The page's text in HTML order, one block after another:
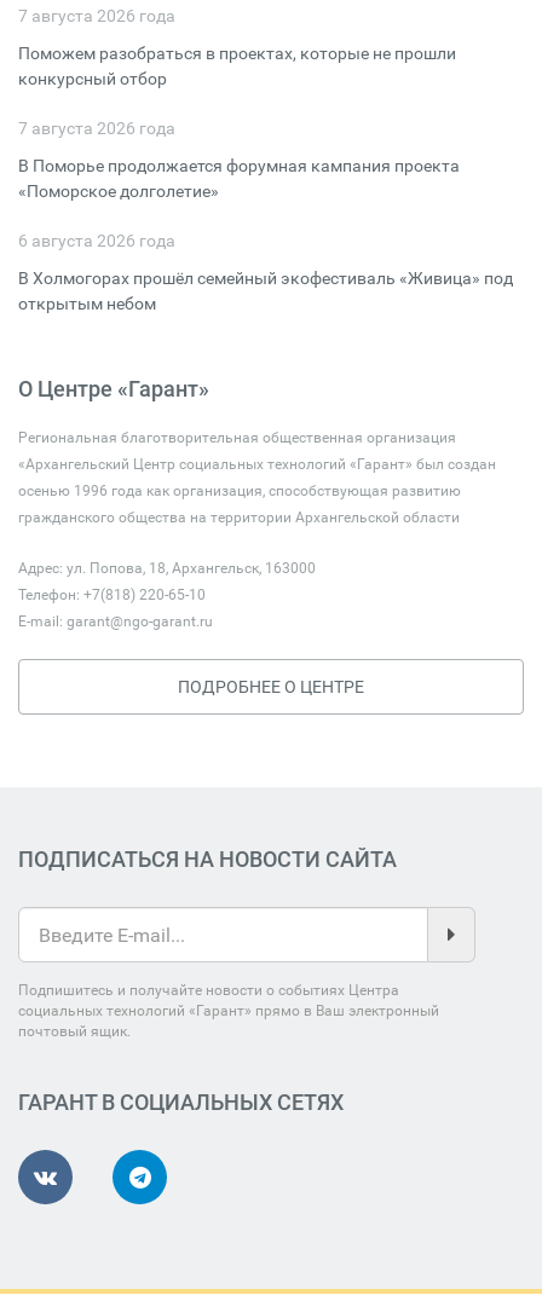
7 августа 2026 года
Поможем разобраться в проектах, которые не прошли
конкурсный отбор
7 августа 2026 года
В Поморье продолжается форумная кампания проекта
«Поморское долголетие»
6 августа 2026 года
В Холмогорах прошёл семейный экофестиваль «Живица» под
открытым небом
О Центре «Гарант»
Региональная благотворительная общественная организация
«Архангельский Центр социальных технологий «Гарант» был создан
осенью 1996 года как организация, способствующая развитию
гражданского общества на территории Архангельской области
Адрес: ул. Попова, 18, Архангельск, 163000
Телефон: +7(818) 220-65-10
E-mail: garant@ngo-garant.ru
ПОДРОБНЕЕ О ЦЕНТРЕ
ПОДПИСАТЬСЯ НА НОВОСТИ САЙТА
Подпишитесь и получайте новости о событиях Центра
социальных технологий «Гарант» прямо в Ваш электронный
почтовый ящик.
ГАРАНТ В СОЦИАЛЬНЫХ СЕТЯХ